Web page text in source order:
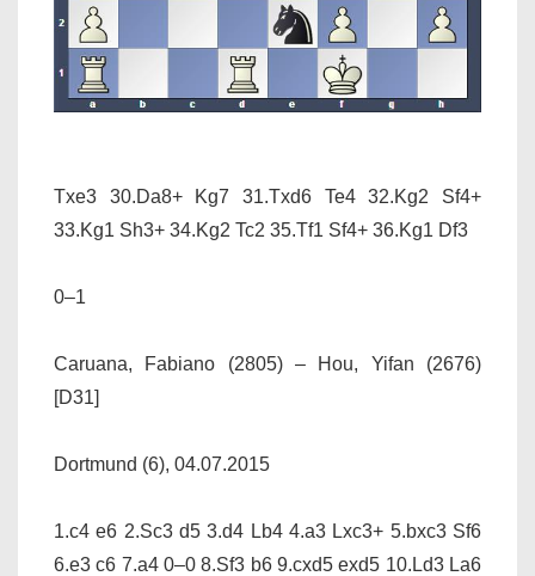
Txe3 30.Da8+ Kg7 31.Txd6 Te4 32.Kg2 Sf4+
33.Kg1 Sh3+ 34.Kg2 Tc2 35.Tf1 Sf4+ 36.Kg1 Df3
0–1
Caruana, Fabiano (2805) – Hou, Yifan (2676)
[D31]
Dortmund (6), 04.07.2015
1.c4 e6 2.Sc3 d5 3.d4 Lb4 4.a3 Lxc3+ 5.bxc3 Sf6
6.e3 c6 7.a4 0–0 8.Sf3 b6 9.cxd5 exd5 10.Ld3 La6